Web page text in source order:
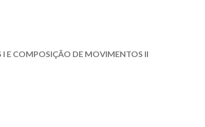
E COMPOSIÇÃO DE MOVIMENTOS II